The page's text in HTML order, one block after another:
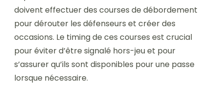
doivent effectuer des courses de débordement
pour dérouter les défenseurs et créer des
occasions. Le timing de ces courses est crucial
pour éviter d’être signalé hors-jeu et pour
s’assurer qu’ils sont disponibles pour une passe
lorsque nécessaire.